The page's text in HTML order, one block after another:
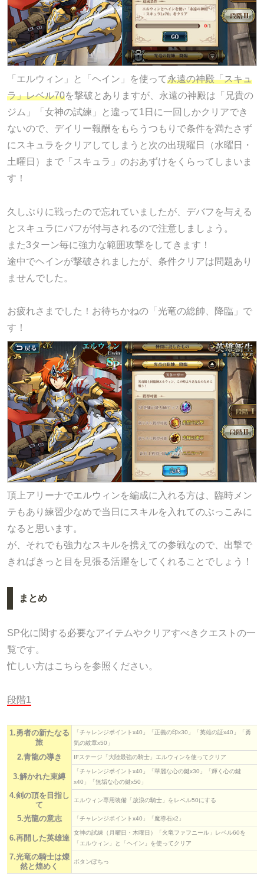
「エルウィン」と「ヘイン」を使って永遠の神殿「スキュ
ラ」レベル70を撃破とありますが、永遠の神殿は「兄貴の
ジム」「女神の試練」と違って1日に一回しかクリアでき
ないので、デイリー報酬をもらうつもりで条件を満たさず
にスキュラをクリアしてしまうと次の出現曜日（水曜日・
土曜日）まで「スキュラ」のおあずけをくらってしまいま
す！
久しぶりに戦ったので忘れていましたが、デバフを与える
とスキュラにバフが付与されるので注意しましょう。
また3ターン毎に強力な範囲攻撃をしてきます！
途中でヘインが撃破されましたが、条件クリアは問題あり
ませんでした。
お疲れさまでした！お待ちかねの「光竜の総帥、降臨」で
す！
頂上アリーナでエルウィンを編成に入れる方は、臨時メン
テもあり練習少なめで当日にスキルを入れてのぶっこみに
なると思います。
が、それでも強力なスキルを携えての参戦なので、出撃で
きればきっと目を見張る活躍をしてくれることでしょう！
まとめ
SP化に関する必要なアイテムやクリアすべきクエストの一
覧です。
忙しい方はこちらを参照ください。
段階1
1.勇者の新たなる
旅
「チャレンジポイントx40」「正義の印x30」「英雄の証x40」「勇
気の紋章x50」
2.青龍の導き IFステージ「大陸最強の騎士」エルウィンを使ってクリア
3.解かれた束縛
「チャレンジポイントx40」「華麗な心の鍵x30」「輝く心の鍵
x40」「無垢な心の鍵x50」
4.剣の頂を目指し
て
エルウィン専用装備「放浪の騎士」をレベル50にする
5.光龍の意志 「チャレンジポイントx40」「魔導石x2」
6.再開した英雄達
女神の試練（月曜日・木曜日）「火竜ファフニール」レベル60を
「エルウィン」と「ヘイン」を使ってクリア
7.光竜の騎士は燦
然と煌めく
ボタンぽちっ